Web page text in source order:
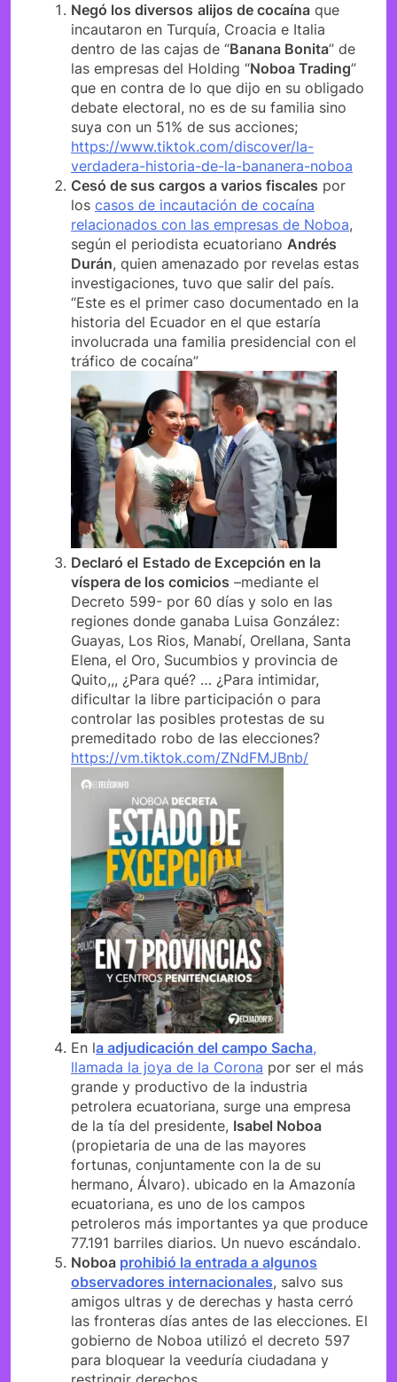
Negó los diversos alijos de cocaína que
incautaron en Turquía, Croacia e Italia
dentro de las cajas de “Banana Bonita” de
las empresas del Holding “Noboa Trading”
que en contra de lo que dijo en su obligado
debate electoral, no es de su familia sino
suya con un 51% de sus acciones;
https://www.tiktok.com/discover/la-
verdadera-historia-de-la-bananera-noboa
Cesó de sus cargos a varios fiscales por
los casos de incautación de cocaína
relacionados con las empresas de Noboa,
según el periodista ecuatoriano Andrés
Durán, quien amenazado por revelas estas
investigaciones, tuvo que salir del país.
“Este es el primer caso documentado en la
historia del Ecuador en el que estaría
involucrada una familia presidencial con el
tráfico de cocaína”
Declaró el Estado de Excepción en la
víspera de los comicios –mediante el
Decreto 599- por 60 días y solo en las
regiones donde ganaba Luisa González:
Guayas, Los Rios, Manabí, Orellana, Santa
Elena, el Oro, Sucumbios y provincia de
Quito,,, ¿Para qué? … ¿Para intimidar,
dificultar la libre participación o para
controlar las posibles protestas de su
premeditado robo de las elecciones?
https://vm.tiktok.com/ZNdFMJBnb/
En la adjudicación del campo Sacha,
llamada la joya de la Corona por ser el más
grande y productivo de la industria
petrolera ecuatoriana, surge una empresa
de la tía del presidente, Isabel Noboa
(propietaria de una de las mayores
fortunas, conjuntamente con la de su
hermano, Álvaro). ubicado en la Amazonía
ecuatoriana, es uno de los campos
petroleros más importantes ya que produce
77.191 barriles diarios. Un nuevo escándalo.
Noboa prohibió la entrada a algunos
observadores internacionales, salvo sus
amigos ultras y de derechas y hasta cerró
las fronteras días antes de las elecciones. El
gobierno de Noboa utilizó el decreto 597
para bloquear la veeduría ciudadana y